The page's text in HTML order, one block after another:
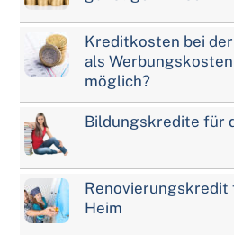
Kreditkosten bei
als Werbungskosten
möglich?
Bildungskredite für
Renovierungskredit
Heim